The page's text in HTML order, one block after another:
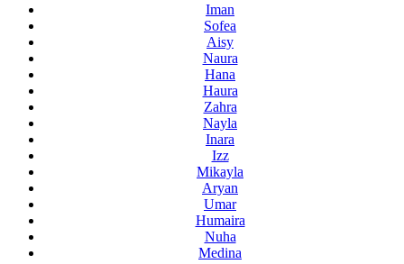
Iman
Sofea
Aisy
Naura
Hana
Haura
Zahra
Nayla
Inara
Izz
Mikayla
Aryan
Umar
Humaira
Nuha
Medina